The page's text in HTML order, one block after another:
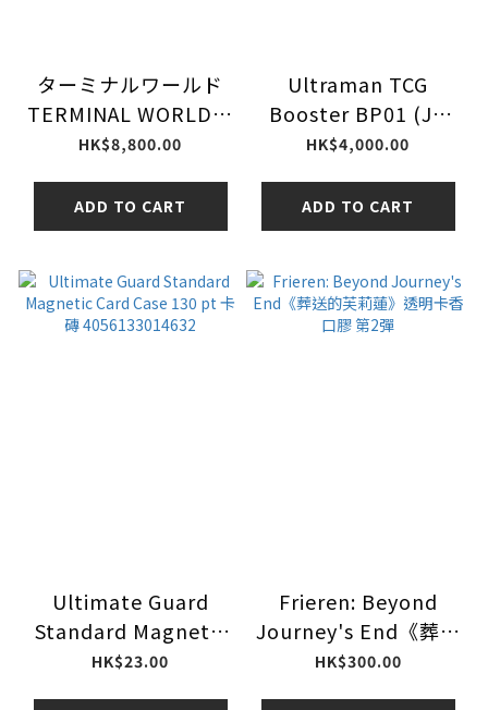
ターミナルワールド
TERMINAL WORLD
BOX 遊戯王OCG デュ
1BOX
HK$8,800.00
ADD TO CART
Ultraman TCG
Booster BP01 (JP
ver) 原箱
HK$4,000.00
ADD TO CART
Ultimate Guard
Standard Magnetic
Card Case 130 pt 卡
HK$23.00
Frieren: Beyond
Journey's End《葬送
的芙莉蓮》透明卡香口
HK$300.00